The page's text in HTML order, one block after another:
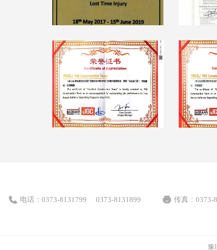
电话： 0373-8131799 0373-8131899 传真： 0373-
豫